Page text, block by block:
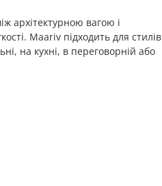
архітектурною вагою і
Maariv підходить для стилів
на кухні, в переговорній або